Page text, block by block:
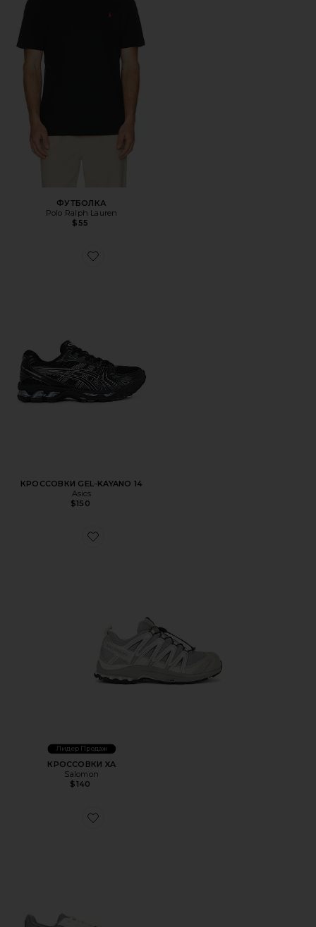
ФУТБОЛКА
Polo Ralph Lauren
$55
Favorite КРОССОВКИ GEL-KAYANO 14
КРОССОВКИ GEL-KAYANO 14
Asics
$150
Favorite КРОССОВКИ XA
Лидер Продаж
КРОССОВКИ XA
Salomon
$140
Favorite КРОССОВКИ THE ROGER ADVANTAGE